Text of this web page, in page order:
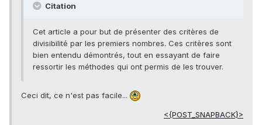
Citation
Cet article a pour but de présenter des critères de
divisibilité par les premiers nombres. Ces critères sont
bien entendu démontrés, tout en essayant de faire
ressortir les méthodes qui ont permis de les trouver.
Ceci dit, ce n'est pas facile...
<{POST_SNAPBACK}>